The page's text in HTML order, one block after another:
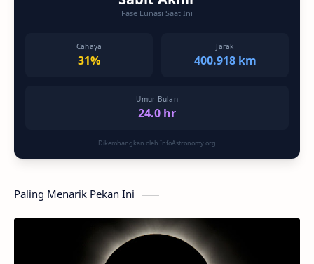
Fase Lunasi Saat Ini
Cahaya
31%
Jarak
400.918 km
Umur Bulan
24.0 hr
Dikembangkan oleh InfoAstronomy.org
Paling Menarik Pekan Ini